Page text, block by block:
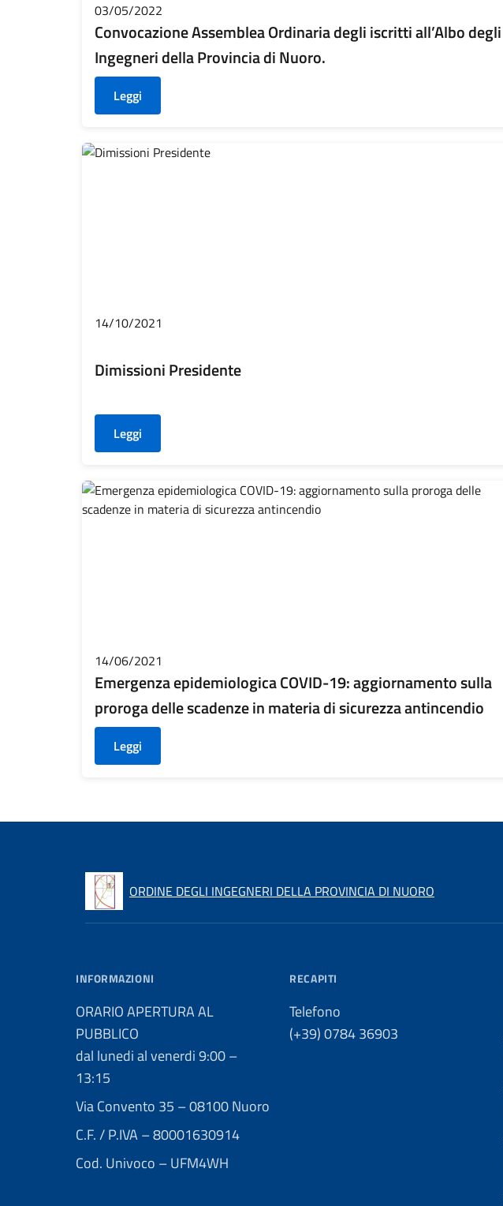
03/05/2022
Convocazione Assemblea Ordinaria degli iscritti all’Albo degli
Ingegneri della Provincia di Nuoro.
Leggi
14/10/2021
Dimissioni Presidente
Leggi
14/06/2021
Emergenza epidemiologica COVID-19: aggiornamento sulla
proroga delle scadenze in materia di sicurezza antincendio
Leggi
ORDINE DEGLI INGEGNERI DELLA PROVINCIA DI NUORO
INFORMAZIONI
ORARIO APERTURA AL
PUBBLICO
dal lunedi al venerdi 9:00 –
13:15
Via Convento 35 – 08100 Nuoro
C.F. / P.IVA – 80001630914
Cod. Univoco – UFM4WH
RECAPITI
Telefono
(+39) 0784 36903